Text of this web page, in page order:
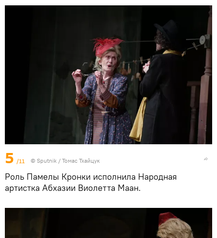
5 /11 © Sputnik / Томас Тхайцук
Роль Памелы Кронки исполнила Народная
артистка Абхазии Виолетта Маан.